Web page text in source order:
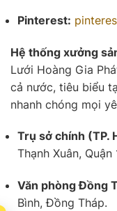
Pinterest:
Hệ thống xưởng
Lưới Hoàng Gia
cả nước, tiêu biểu
nhanh chóng mọi
Trụ sở chính (TP.
Thạnh Xuân, Quận
Văn phòng Đồng
Bình, Đồng Tháp.